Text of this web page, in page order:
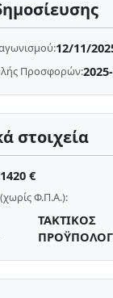
12/11/
Προσφορών:
στοιχεία
1420 €
Φ.Π.Α.):
ΤΑΚΤΙΚΟΣ